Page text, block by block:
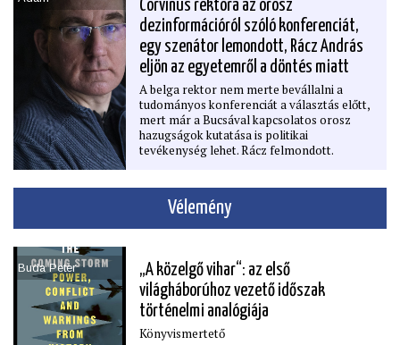
legnagyobb fővárosi tulajdonú cégek idei
üzleti terveit sem fogadták el. Az ülésen
emellett beszámolót tartott a budapesti
rendőrfőkapitány, amiből kiderült, hogy
drasztikusan csökkent egy sor
bűncselekmény, például az online
bűncselekmények előfordulása, és
mélypontra jutott a közúti balesetek száma
is. A Pride megszervezése ellen idén nem
emelt kifogást a rendőrség.
Corvinus rektora az orosz
dezinformációról szóló konferenciát,
egy szenátor lemondott, Rácz András
eljön az egyetemről a döntés miatt
A belga rektor nem merte bevállalni a
tudományos konferenciát a választás előtt,
mert már a Bucsával kapcsolatos orosz
hazugságok kutatása is politikai
tevékenység lehet. Rácz felmondott.
Vélemény
Buda Peter
„A közelgő vihar“: az első
világháborúhoz vezető időszak
történelmi analógiája
Könyvismertető